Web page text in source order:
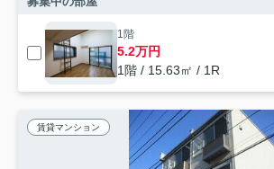
1階
5.2万円
1階 / 15.63㎡ / 1R
賃貸マンション